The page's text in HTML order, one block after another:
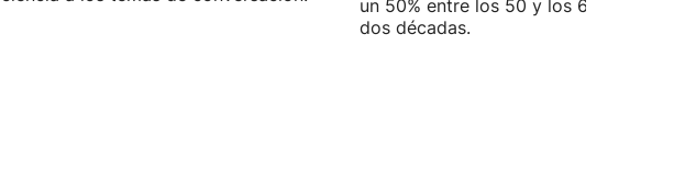
un 50% entre los 50 y los 69 años en
dos décadas.